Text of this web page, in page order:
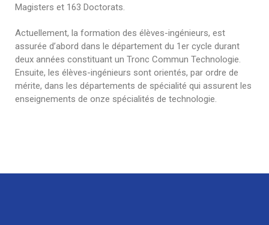
Magisters et 163 Doctorats.
Actuellement, la formation des élèves-ingénieurs, est
assurée d’abord dans le département du 1er cycle durant
deux années constituant un Tronc Commun Technologie.
Ensuite, les élèves-ingénieurs sont orientés, par ordre de
mérite, dans les départements de spécialité qui assurent les
enseignements de onze spécialités de technologie.